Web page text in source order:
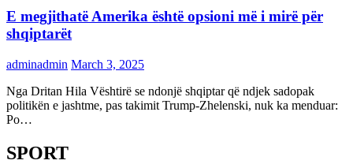
E megjithatë Amerika është opsioni më i mirë për
shqiptarët
adminadmin March 3, 2025
Nga Dritan Hila Vështirë se ndonjë shqiptar që ndjek sadopak
politikën e jashtme, pas takimit Trump-Zhelenski, nuk ka menduar:
Po…
SPORT